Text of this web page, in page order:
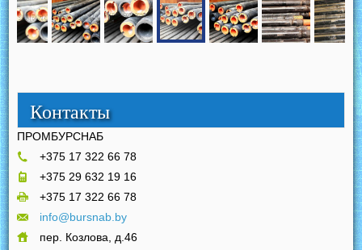
Контакты
ПРОМБУРСНАБ
+375 17 322 66 78
+375 29 632 19 16
+375 17 322 66 78
info@bursnab.by
пер. Козлова, д.46